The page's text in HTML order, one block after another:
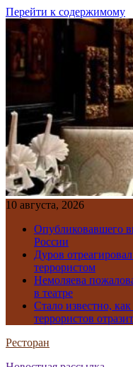
Перейти к содержимому
10 августа, 2026
Опубликовавшего
России
Дуров
террористом
Немоляева
в театре
Стало известно,
террористов
Ресторан